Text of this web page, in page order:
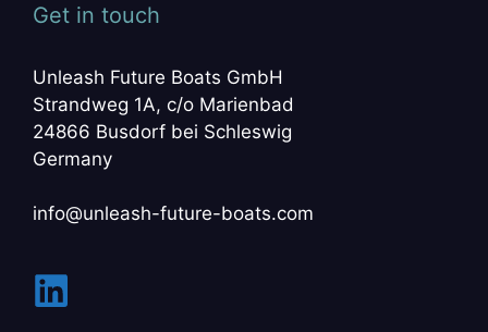
Get in touch
Unleash Future Boats GmbH
Strandweg 1A, c/o Marienbad
24866 Busdorf bei Schleswig
Germany
info@unleash-future-boats.com